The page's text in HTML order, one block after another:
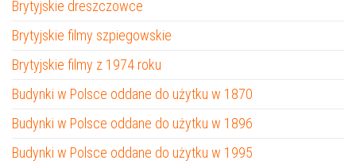
Brytyjskie dreszczowce
Brytyjskie filmy szpiegowskie
Brytyjskie filmy z 1974 roku
Budynki w Polsce oddane do użytku w 1870
Budynki w Polsce oddane do użytku w 1896
Budynki w Polsce oddane do użytku w 1995